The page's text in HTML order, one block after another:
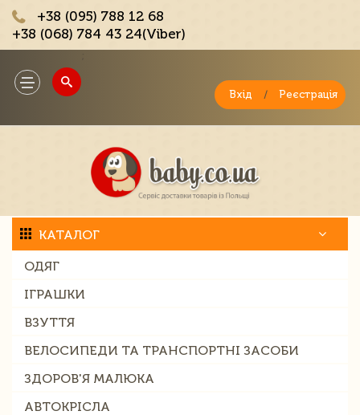
+38 (095) 788 12 68
+38 (068) 784 43 24(Viber)
Toggle
navigation
Вхід / Реєстрація
КАТАЛОГ
ОДЯГ
ІГРАШКИ
ВЗУТТЯ
ВЕЛОСИПЕДИ ТА ТРАНСПОРТНІ ЗАСОБИ
ЗДОРОВ'Я МАЛЮКА
АВТОКРІСЛА